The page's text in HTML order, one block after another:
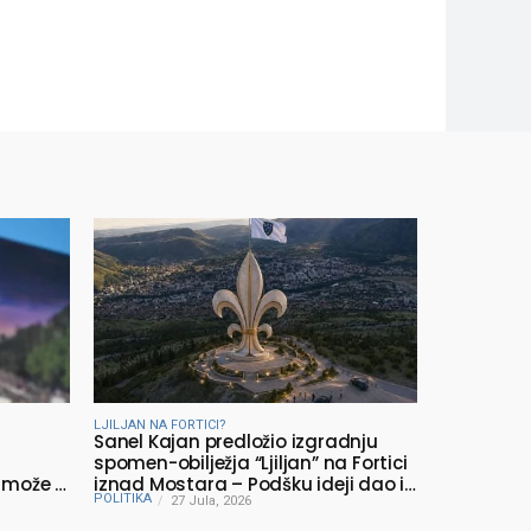
li
LJILJAN NA FORTICI?
Sanel Kajan predložio izgradnju
spomen-obilježja “Ljiljan” na Fortici
iznad Mostara – Podšku ideji dao i
Muhamed ef. Velić
POLITIKA 27 Jula, 2026